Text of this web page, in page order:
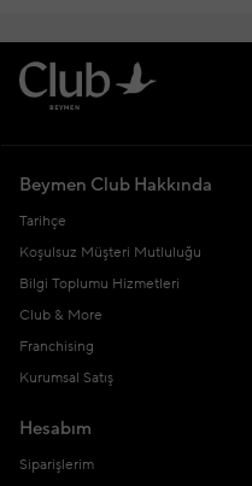
Beymen Club Hakkında
Tarihçe
Koşulsuz Müşteri Mutluluğu
Bilgi Toplumu Hizmetleri
Club & More
Franchising
Kurumsal Satış
Hesabım
Siparişlerim